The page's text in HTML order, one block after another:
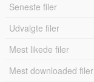
Seneste filer
Udvalgte filer
Mest likede filer
Mest downloaded filer